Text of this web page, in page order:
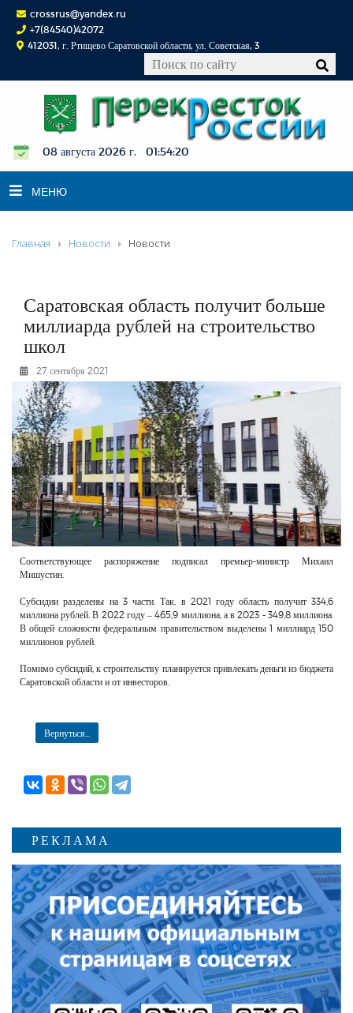
crossrus@yandex.ru
+7(84540)42072
412031, г. Ртищево Саратовской области, ул. Советская, 3
08 августа 2026 г. 01:54:21
МЕНЮ
НОВОСТИ
К СВЕДЕНИЮ
КОНКУРСЫ
ФОТОРЕПОРТАЖИ
РЕКЛАМОДАТЕЛЯМ
ОБЪЯВЛЕНИЯ
КОНТАКТЫ
Главная Новости Новости
Саратовская область получит больше
миллиарда рублей на строительство
школ
27 сентября 2021
Соответствующее распоряжение подписал премьер-министр Михаил
Мишустин.
Субсидии разделены на 3 части. Так, в 2021 году область получит 334,6
миллиона рублей. В 2022 году – 465,9 миллиона, а в 2023 - 349,8 миллиона.
В общей сложности федеральным правительством выделены 1 миллиард 150
миллионов рублей.
Помимо субсидий, к строительству планируется привлекать деньги из бюджета
Саратовской области и от инвесторов.
Вернуться...
РЕКЛАМА